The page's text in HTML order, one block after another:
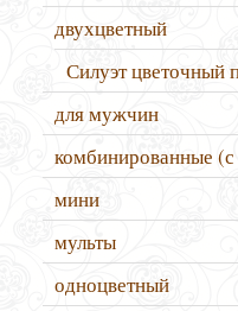
двухцветный
Силуэт цветочный
для мужчин
комбинированные
мини
мульты
одноцветный